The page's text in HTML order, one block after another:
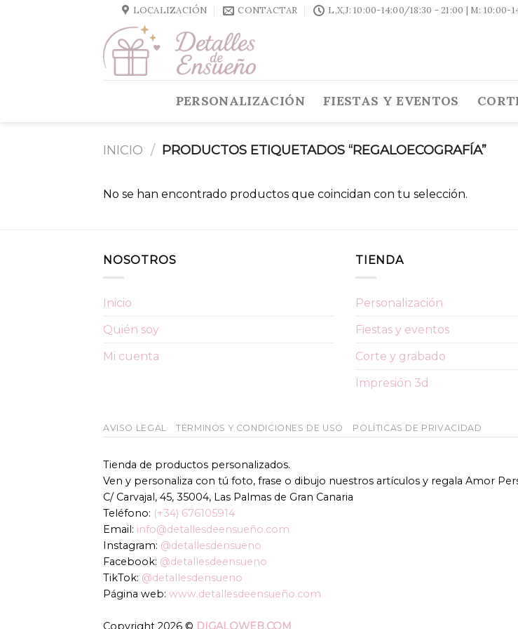
LOCALIZACIÓN CONTACTAR L,X,J: 10:00-14:00/18:30 - 21:00 | M: 10:00-
PERSONALIZACIÓN FIESTAS Y EVENTOS
INICIO / PRODUCTOS ETIQUETADOS “REGALOECOGRAFÍA”
No se han encontrado productos que coincidan con tu selección.
NOSOTROS
Inicio
Quién soy
Mi cuenta
TIENDA
Personalización
Fiestas y eventos
Corte y grabado
Impresión 3d
AVISO LEGAL TÉRMINOS Y CONDICIONES DE USO POLÍTICAS DE PRIVACIDAD
Tienda de productos personalizados.
Ven y personaliza con tú foto, frase o dibujo nuestros artículos y regala Amor
C/ Carvajal, 45, 35004, Las Palmas de Gran Canaria
Teléfono: (+34) 676105914
Email: info@detallesdeensueño.com
Instagram: @detallesdensueno
Facebook: @detallesdeensueno
TikTok: @detallesdensueno
Página web: www.detallesdeensueño.com
Copyright 2026 © DIGALOWEB.COM